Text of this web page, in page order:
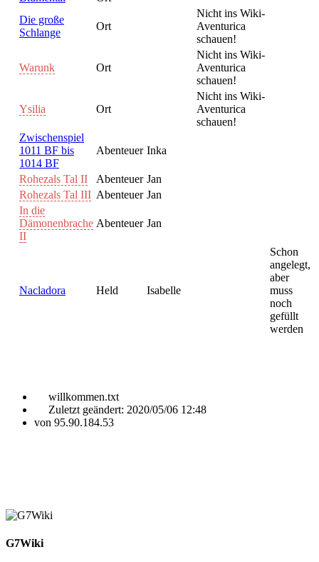
Die große
Schlange
Ort
Nicht ins Wiki-
Aventurica
schauen!
Warunk Ort
Nicht ins Wiki-
Aventurica
schauen!
Ysilia Ort
Nicht ins Wiki-
Aventurica
schauen!
Zwischenspiel
1011 BF bis
1014 BF
Abenteuer Inka
Rohezals Tal II Abenteuer Jan
Rohezals Tal III Abenteuer Jan
In die
Dämonenbrache
II
Abenteuer Jan
Nacladora Held Isabelle
Schon
angelegt,
aber
muss
noch
gefüllt
werden
willkommen.txt
Zuletzt geändert: 2020/05/06 12:48
von 95.90.184.53
G7Wiki